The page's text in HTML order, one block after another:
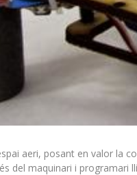
aeri, posant en valor la
del maquinari i programari